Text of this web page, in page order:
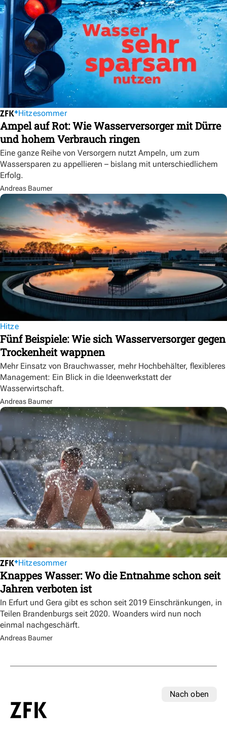
Hitzesommer
Ampel auf Rot: Wie Wasserversorger mit Dürre
und hohem Verbrauch ringen
Eine ganze Reihe von Versorgern nutzt Ampeln, um zum
Wassersparen zu appellieren – bislang mit unterschiedlichem
Erfolg.
Andreas Baumer
Hitze
Fünf Beispiele: Wie sich Wasserversorger gegen
Trockenheit wappnen
Mehr Einsatz von Brauchwasser, mehr Hochbehälter, flexibleres
Management: Ein Blick in die Ideenwerkstatt der
Wasserwirtschaft.
Andreas Baumer
Hitzesommer
Knappes Wasser: Wo die Entnahme schon seit
Jahren verboten ist
In Erfurt und Gera gibt es schon seit 2019 Einschränkungen, in
Teilen Brandenburgs seit 2020. Woanders wird nun noch
einmal nachgeschärft.
Andreas Baumer
Nach oben